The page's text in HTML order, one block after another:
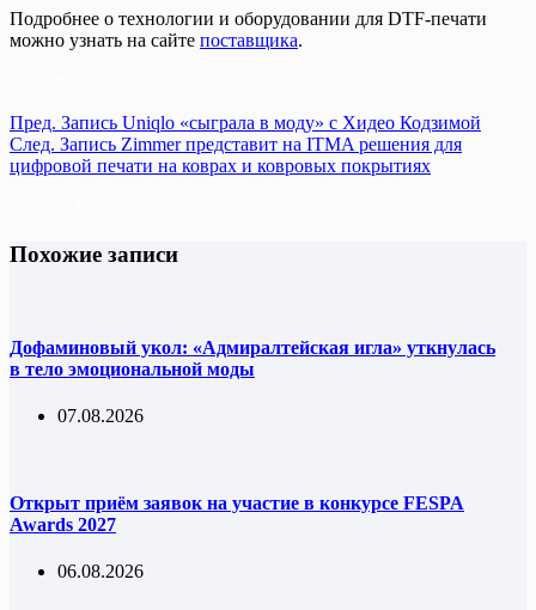
Подробнее о технологии и оборудовании для DTF-печати
можно узнать на сайте поставщика.
Пред. Запись Uniqlo «сыграла в моду» с Хидео Кодзимой
След. Запись Zimmer представит на ITMA решения для
цифровой печати на коврах и ковровых покрытиях
Похожие записи
Дофаминовый укол: «Адмиралтейская игла» уткнулась
в тело эмоциональной моды
07.08.2026
Открыт приём заявок на участие в конкурсе FESPA
Awards 2027
06.08.2026